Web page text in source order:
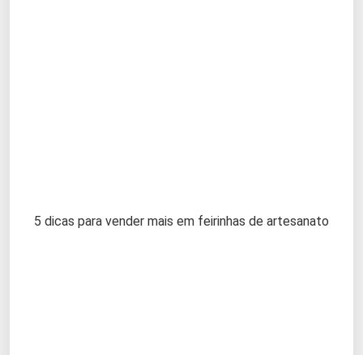
5 dicas para vender mais em feirinhas de artesanato